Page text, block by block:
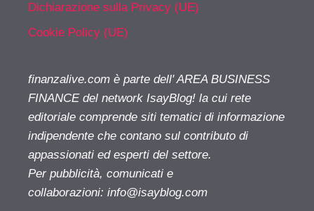
Dichiarazione sulla Privacy (UE)
Cookie Policy (UE)
finanzalive.com è parte dell' AREA BUSINESS
FINANCE del network IsayBlog! la cui rete
editoriale comprende siti tematici di informazione
indipendente che contano sul contributo di
appassionati ed esperti del settore.
Per pubblicità, comunicati e
collaborazioni: info@isayblog.com